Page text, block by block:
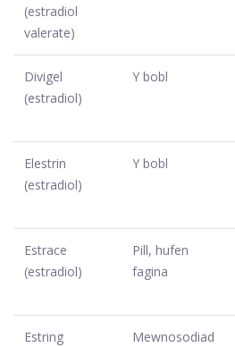
(estradiol
valerate)
Divigel
(estradiol)
Y bobl
Elestrin
(estradiol)
Y bobl
Estrace
(estradiol)
Pill, hufen
fagina
Estring
Mewnosodiad